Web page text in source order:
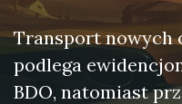
Transport nowych
podlega
BDO, natomiast